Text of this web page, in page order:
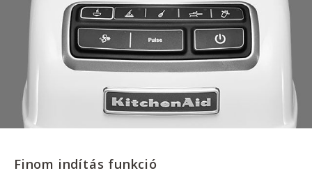
Finom indítás funkció